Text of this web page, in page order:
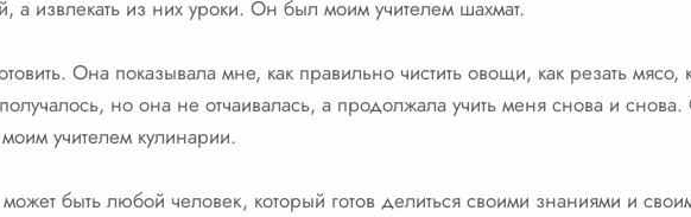
а извлекать из них уроки. Он был моим учителем шахмат.
Она показывала мне, как правильно чистить овощи, как резать мясо,
но она не отчаивалась, а продолжала учить меня снова и
учителем кулинарии.
быть любой человек, который готов делиться своими знаниями и